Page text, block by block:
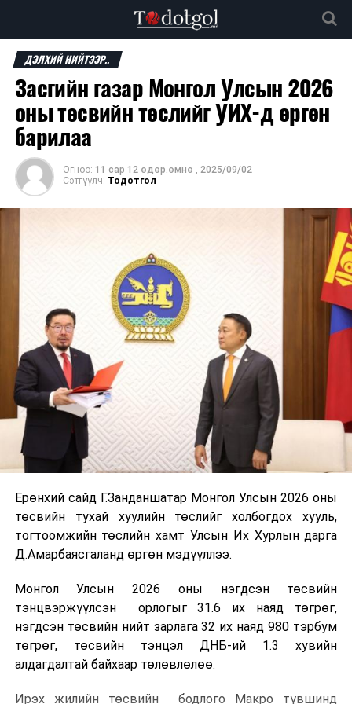
ДЭЛХИЙ НИЙТЭЭР..
Засгийн газар Монгол Улсын 2026
оны төсвийн төслийг УИХ-д өргөн
барилаа
Огноо: 11 сар 12 өдөр.өмнө , 2025/09/02
Сэтгүүлч: Тодотгол
Ерөнхий сайд Г.Занданшатар Монгол Улсын 2026 оны
төсвийн тухай хуулийн төслийг холбогдох хууль,
тогтоомжийн төслийн хамт Улсын Их Хурлын дарга
Д.Амарбаясгаланд өргөн мэдүүллээ.
Монгол Улсын 2026 оны нэгдсэн төсвийн
тэнцвэржүүлсэн орлогыг 31.6 их наяд төгрөг,
нэгдсэн төсвийн нийт зарлага 32 их наяд 980 тэрбум
төгрөг, төсвийн тэнцэл ДНБ-ий 1.3 хувийн
алдагдалтай байхаар төлөвлөлөө.
Ирэх жилийн төсвийн бодлого Макро түвшинд